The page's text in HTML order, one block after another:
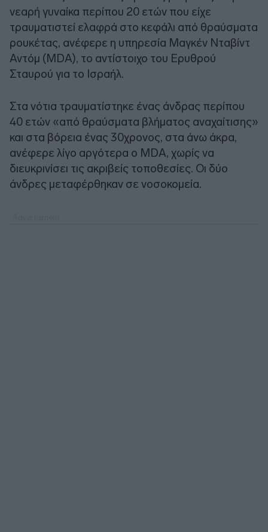
νεαρή γυναίκα περίπου 20 ετών που είχε
τραυματιστεί ελαφρά στο κεφάλι από θραύσματα
ρουκέτας, ανέφερε η υπηρεσία Μαγκέν Νταβίντ
Αντόμ (MDA), το αντίστοιχο του Ερυθρού
Σταυρού για το Ισραήλ.
Στα νότια τραυματίστηκε ένας άνδρας περίπου
40 ετών «από θραύσματα βλήματος αναχαίτισης»
και στα βόρεια ένας 30χρονος, στα άνω άκρα,
ανέφερε λίγο αργότερα ο MDA, χωρίς να
διευκρινίσει τις ακριβείς τοποθεσίες. Οι δύο
άνδρες μεταφέρθηκαν σε νοσοκομεία.